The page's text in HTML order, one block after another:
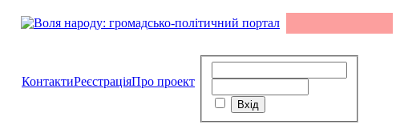
КонтактиРеєстраціяПро проект